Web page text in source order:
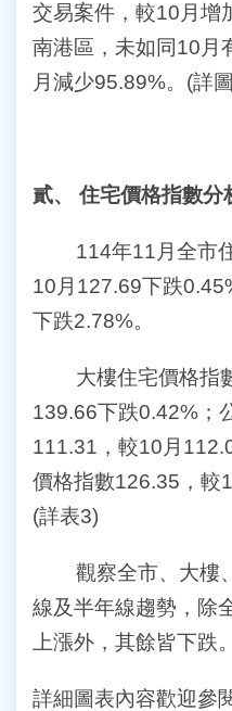
交易案件，較10月增
南港區，未如同10月
月減少95.89%。(詳
貳、 住宅價格指數分
114年11月全市住
10月127.69下跌
下跌2.78%。
大樓住宅價格指數
139.66下跌0.42%；
111.31，較10月
價格指數126.35，較
(詳表3)
觀察全市、大樓、
線及半年線趨勢，除
上漲外，其餘皆下跌。
詳細圖表內容歡迎參